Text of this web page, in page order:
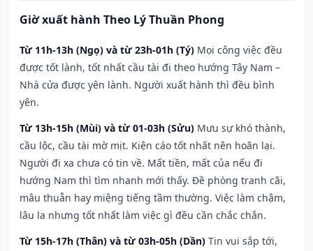
Giờ xuất hành Theo Lý Thuần Phong
Từ 11h-13h (Ngọ) và từ 23h-01h (Tý) Mọi công việc đều
được tốt lành, tốt nhất cầu tài đi theo hướng Tây Nam –
Nhà cửa được yên lành. Người xuất hành thì đều bình
yên.
Từ 13h-15h (Mùi) và từ 01-03h (Sửu) Mưu sự khó thành,
cầu lộc, cầu tài mờ mịt. Kiện cáo tốt nhất nên hoãn lại.
Người đi xa chưa có tin về. Mất tiền, mất của nếu đi
hướng Nam thì tìm nhanh mới thấy. Đề phòng tranh cãi,
mâu thuẫn hay miệng tiếng tầm thường. Việc làm chậm,
lâu la nhưng tốt nhất làm việc gì đều cần chắc chắn.
Từ 15h-17h (Thân) và từ 03h-05h (Dần) Tin vui sắp tới,